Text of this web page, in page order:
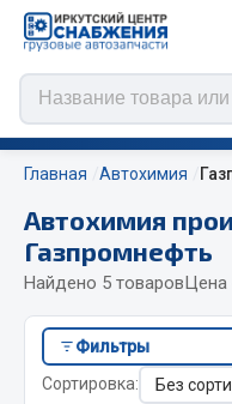
Цепи
ЦЕПИ РОССИЯ
ЦЕПИ BOHU (Китай)
Изготовление цепей на
Главная Автохимия
Автохимия
Газпромнефть
Найдено 5 товаровЦена
Фильтры
Сортировка: